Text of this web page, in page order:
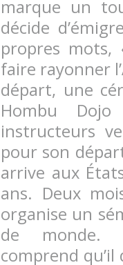
marque un
décide
propres mots,
faire rayonner
départ, une
Hombu
instructeurs
pour son
arrive aux
ans. Deux
organise un
de monde.
comprend